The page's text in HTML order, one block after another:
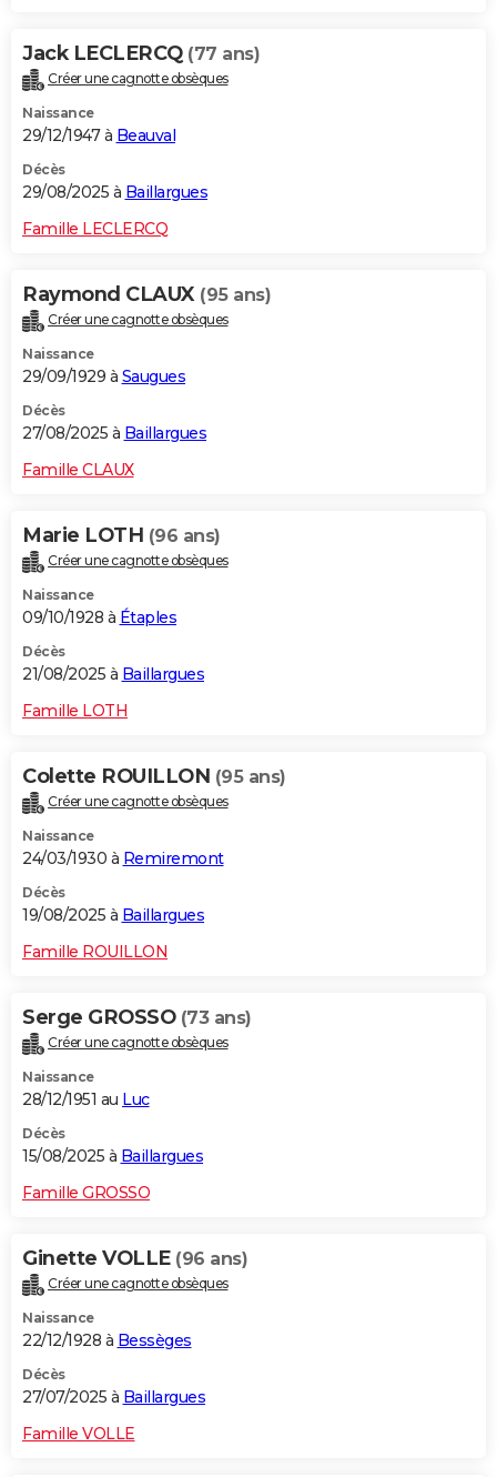
Jack LECLERCQ (77 ans)
Créer une cagnotte obsèques
Naissance
29/12/1947 à Beauval
Décès
29/08/2025 à Baillargues
Famille LECLERCQ
Raymond CLAUX (95 ans)
Créer une cagnotte obsèques
Naissance
29/09/1929 à Saugues
Décès
27/08/2025 à Baillargues
Famille CLAUX
Marie LOTH (96 ans)
Créer une cagnotte obsèques
Naissance
09/10/1928 à Étaples
Décès
21/08/2025 à Baillargues
Famille LOTH
Colette ROUILLON (95 ans)
Créer une cagnotte obsèques
Naissance
24/03/1930 à Remiremont
Décès
19/08/2025 à Baillargues
Famille ROUILLON
Serge GROSSO (73 ans)
Créer une cagnotte obsèques
Naissance
28/12/1951 au Luc
Décès
15/08/2025 à Baillargues
Famille GROSSO
Ginette VOLLE (96 ans)
Créer une cagnotte obsèques
Naissance
22/12/1928 à Bessèges
Décès
27/07/2025 à Baillargues
Famille VOLLE